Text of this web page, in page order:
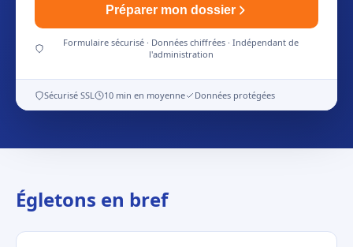
Préparer mon dossier
Formulaire sécurisé · Données chiffrées · Indépendant de
l'administration
Sécurisé SSL 10 min en moyenne Données protégées
Égletons en bref